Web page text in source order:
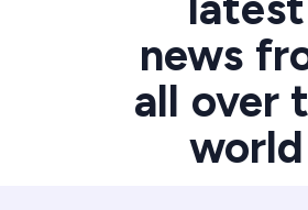
news
all over
world